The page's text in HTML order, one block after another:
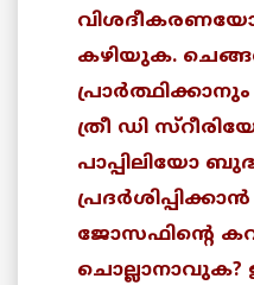
കഴിയുക.
ത്രീ ഡി
പാപ്പിലിയോ
ജോസഫിന്റെ
ചൊല്ലാനാവുക?